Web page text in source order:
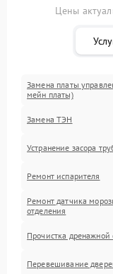
Цены
Замена платы
мейн платы)
Замена ТЭН
Устранение засора
Ремонт испарителя
Ремонт датчика
отделения
Прочистка дренажной
Перевешивание